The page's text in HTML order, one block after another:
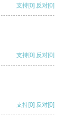
支持[0] 反对[0]
支持[0] 反对[0]
支持[0] 反对[0]